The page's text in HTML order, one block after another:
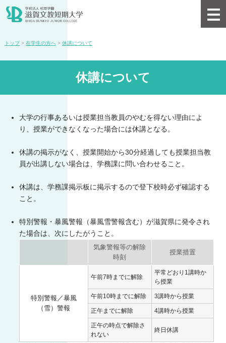
トップ > 在学生の方へ > 休講について
休講について
大学の行事あるいは授業担当教員のやむを得ない理由によ
り、授業ができなくなった場合には休講となる。
休講の掲示がなく、授業開始から30分経過しても授業担当教
員が出講しない場合は、学務課に問い合わせること。
休講は、学務課掲示板に掲示するので登下校時必ず確認する
こと。
特別警報・暴風警報（暴風雪警報含む）が滋賀県に発令され
た場合は、次にしたがうこと。
気象警報等の解除
時刻
授業措置
特別警報／暴風
（雪）警報
午前7時までに解除
平常どおり1講時か
ら授業
午前10時までに解除 3講時から授業
正午までに解除 4講時から授業
正午の時点で解除さ
れない
終日休講